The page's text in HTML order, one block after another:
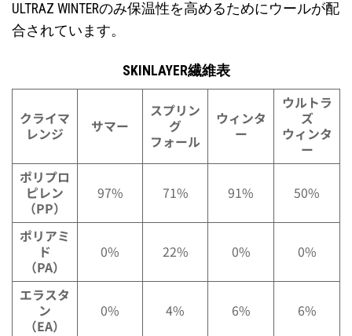
ULTRAZ WINTERのみ保温性を高めるためにウールが配
合されています。
SKINLAYER繊維表
クライマ
レンジ
サマー
スプリン
グ
フォール
ウィンタ
ー
ウルトラ
ズ
ウィンタ
ー
ポリプロ
ピレン
（PP）
97% 71% 91% 50%
ポリアミ
ド
（PA）
0% 22% 0% 0%
エラスタ
ン
（EA）
0% 4% 6% 6%